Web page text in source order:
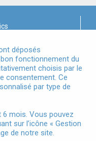
déposés
fonctionnement du
choisis par le
consentement. Ce
par type de
mois. Vous pouvez
sur l’icône « Gestion
de notre site.